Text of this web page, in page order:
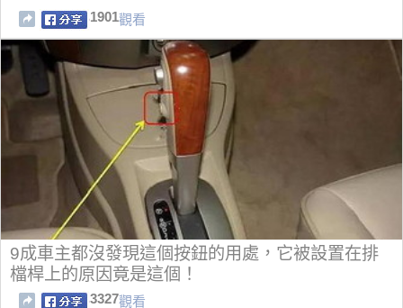
1901觀看
9成車主都沒發現這個按鈕的用處，它被設置在排
檔桿上的原因竟是這個！
3327觀看